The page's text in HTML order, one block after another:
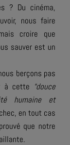
? Du cinéma,
nous faire
croire que
sauver est un
berçons pas
à cette “douce
humaine et
en tout cas
que notre